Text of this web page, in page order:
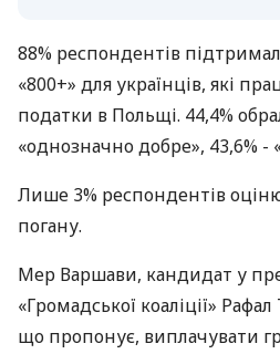
88% респондентів
«800+» для українців, які
податки в Польщі. 44,4%
«однозначно добре», 43,6% -
Лише 3% респондентів
погану.
Мер Варшави, кандидат у
«Громадської коаліції»
що пропонує, виплачувати